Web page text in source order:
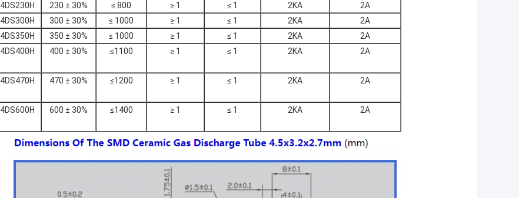
4DS230H
230 ± 30% ≤ 800 ≥ 1 ≤ 1 2KA
2A
4DS300H
300 ± 30% ≤ 1000 ≥ 1 ≤ 1 2KA
2A
4DS350H
350 ± 30% ≤ 1000 ≥ 1 ≤ 1 2KA
2A
4DS400H
400 ± 30% ≤1100 ≥ 1 ≤ 1 2KA 2A
4DS470H 470 ± 30% ≤1200 ≥ 1 ≤ 1 2KA 2A
4DS600H 600 ± 30% ≤1400 ≥ 1 ≤ 1 2KA 2A